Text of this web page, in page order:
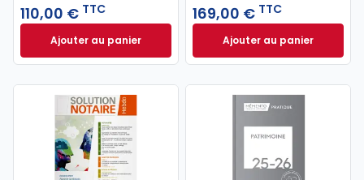
110,00 € TTC
Ajouter au panierGuide du formaliste 2026 à 110,00 € TTC
169,00 € TTC
Ajouter au panier
Mémento